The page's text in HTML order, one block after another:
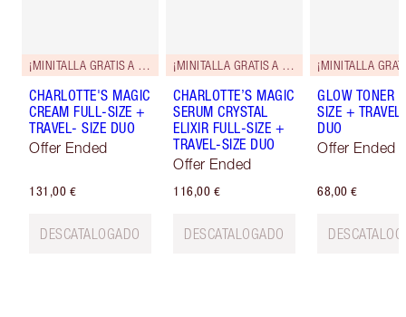
¡MINITALLA GRATIS A JUEGO!
CHARLOTTE'S MAGIC
CREAM FULL-SIZE +
TRAVEL- SIZE DUO
Offer Ended
131,00 €
DESCATALOGADO
¡MINITALLA GRATIS A JUEGO!
CHARLOTTE’S MAGIC
SERUM CRYSTAL
ELIXIR FULL-SIZE +
TRAVEL-SIZE DUO
Offer Ended
116,00 €
DESCATALOGADO
GLOW TONER
SIZE +
DUO
Offer Ended
68,00 €